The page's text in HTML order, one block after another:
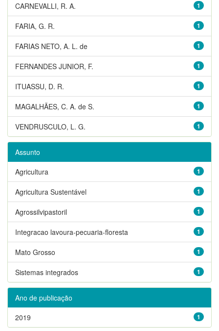
1
CARNEVALLI, R. A.
1
FARIA, G. R.
1
FARIAS NETO, A. L. de
1
FERNANDES JUNIOR, F.
1
ITUASSU, D. R.
1
MAGALHÃES, C. A. de S.
1
VENDRUSCULO, L. G.
Assunto
1
Agricultura
1
Agricultura Sustentável
1
Agrossilvipastoril
1
Integracao lavoura-pecuaria-floresta
1
Mato Grosso
1
Sistemas integrados
Ano de publicação
1
2019